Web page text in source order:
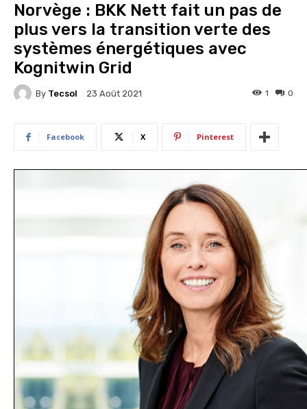
Norvège : BKK Nett fait un pas de
plus vers la transition verte des
systèmes énergétiques avec
Kognitwin Grid
By Tecsol 23 Août 2021 0
1
Facebook X Pinterest